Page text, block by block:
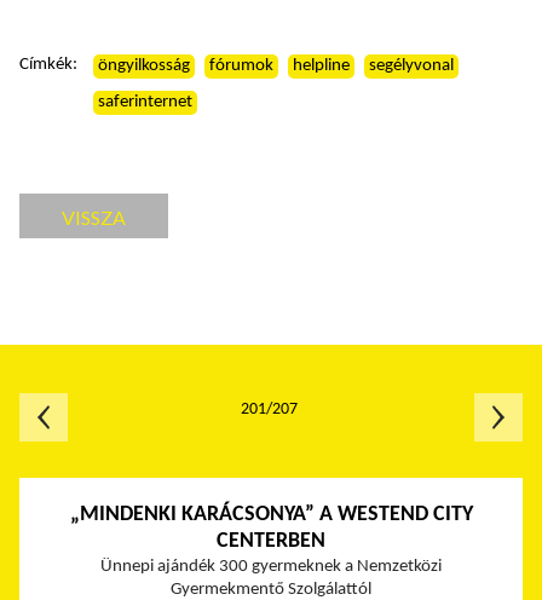
Címkék: öngyilkosság fórumok helpline
segélyvonal
saferinternet
VISSZA
„MINDENKI KARÁCSONYA” A WESTEND CITY
CENTERBEN
Ünnepi ajándék 300 gyermeknek a Nemzetközi
Gyermekmentő Szolgálattól
201/207